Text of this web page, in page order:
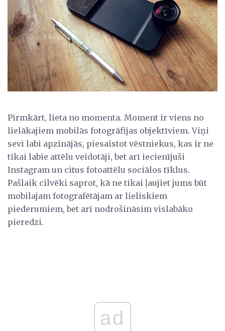
Pirmkārt, lieta no momenta. Moment ir viens no
lielākajiem mobilās fotogrāfijas objektīviem. Viņi
sevi labi apzinājās, piesaistot vēstniekus, kas ir ne
tikai labie attēlu veidotāji, bet arī iecienījuši
Instagram un citus fotoattēlu sociālos tīklus.
Pašlaik cilvēki saprot, kā ne tikai ļaujiet jums būt
mobilajam fotografētājam ar lieliskiem
piederumiem, bet arī nodrošināsim vislabāko
pieredzi.
ad